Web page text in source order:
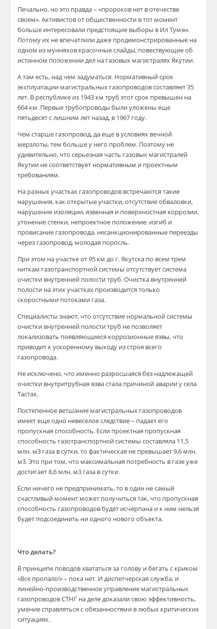
Печально, но это правда – «пророков нет в отечестве
своем». Активистов от общественности в тот момент
больше интересовали предстоящие выборы в Ил Тумэн.
Потому их не впечатлили даже продемонстрированные на
одном из мунняхов красочные слайды, повествующие об
истинном положении дел на газовых магистралях Якутии.
А там есть, над чем задуматься. Нормативный срок
эксплуатации магистральных газопроводов составляет 35
лет. В республике из 1943 км труб этот срок превышен на
664 км. Первые трубопроводы были уложены еще
пятьдесят с лишним лет назад, в 1967 году.
Чем старше газопровод, да еще в условиях вечной
мерзлоты, тем больше у него проблем. Поэтому не
удивительно, что серьезная часть газовых магистралей
Якутии не соответствует нормативным и проектным
требованиям.
На разных участках газопроводов встречаются такие
нарушения, как открытые участки, отсутствие обваловки,
нарушение изоляции, язвенная и поверхностная коррозии,
утонение стенки, непроектное положение: изгиб и
провисание газопровода, несанкционированные переезды
через газопровод, молодая поросль.
При этом на участке от 95 км до г. Якутска по всем трем
ниткам газотранспортной системы отсутствует система
очистки внутренней полости труб. Очистка внутренней
полости на этих участках производится только
скоростными потоками газа.
Специалисты знают, что отсутствие нормальной системы
очистки внутренней полости труб не позволяет
локализовать появляющиеся коррозионные язвы, что
приводит к ускоренному выходу из строя всего
газопровода.
Не исключено, что именно разросшаяся без надлежащей
очистки внутритрубная язва стала причиной аварии у села
Тастах.
Постепенное ветшание магистральных газопроводов
имеет еще одно невеселое следствие – падает его
пропускная способность. Если проектная пропускная
способность газотранспортной системы составляла 11,5
млн. м3 газа в сутки, то фактическая не превышает 9,6 млн.
м3. Это при том, что максимальная потребность в газе уже
достигает 8,6 млн. м3 газа в сутки.
Если ничего не предпринимать, то в один не самый
счастливый момент может получиться так, что пропускная
способность газопроводов будет исчерпана и к ним нельзя
будет подсоединить ни одного нового объекта.
Что делать?
В принципе поводов хвататься за голову и бегать с криком
«Все пропало!» – пока нет. И диспетчерская служба, и
линейно-производственное управление магистральных
газопроводов СТНГ на деле доказали свою эффективность,
умение справляться с обязанностями в любых критических
ситуациях.